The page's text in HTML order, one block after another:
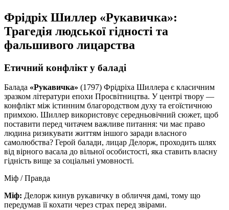
Фрідріх Шиллер «Рукавичка»:
Трагедія людської гідності та
фальшивого лицарства
Етичний конфлікт у баладі
Балада «Рукавичка» (1797) Фрідріха Шиллера є класичним
зразком літератури епохи Просвітництва. У центрі твору —
конфлікт між істинним благородством духу та егоїстичною
примхою. Шиллер використовує середньовічний сюжет, щоб
поставити перед читачем важливе питання: чи має право
людина ризикувати життям іншого заради власного
самолюбства? Герой балади, лицар Делорж, проходить шлях
від вірного васала до вільної особистості, яка ставить власну
гідність вище за соціальні умовності.
Міф / Правда
Міф: Делорж кинув рукавичку в обличчя дамі, тому що
передумав її кохати через страх перед звірами.